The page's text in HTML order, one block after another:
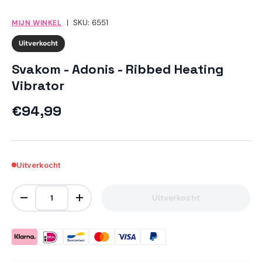
MIJN WINKEL | SKU: 6551
Uitverkocht
Svakom - Adonis - Ribbed Heating
Vibrator
Reguliere prijs
€94,99
Uitverkocht
Aantal
Verlaag de hoeveelheidVerhoog de hoeveelheidUitverkocht